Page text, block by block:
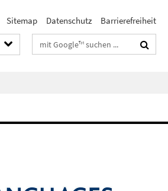
Sitemap Datenschutz Barrierefreiheit
Suchbegriffe